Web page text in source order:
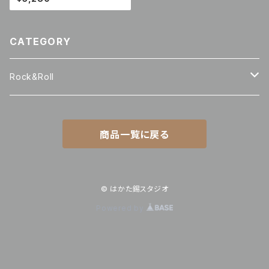
CATEGORY
Rock&Roll
タンブラーグラス
商品一覧に戻る
© はかた錫スタジオ